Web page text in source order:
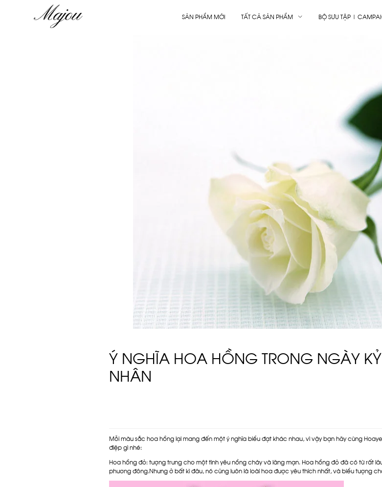
SẢN PHẨM MỚI TẤT CẢ SẢN PHẨM BỘ SƯU TẬP |
Ý NGHĨA HOA HỒNG TRONG NGÀY
NHÂN
Mỗi màu sắc hoa hồng lại mang đến một ý nghĩa biểu đạt khác nhau, vì vậy bạn hãy cùng
điệp gì nhé:
Hoa hồng đỏ: tượng trưng cho một tình yêu nồng cháy và lãng mạn. Hoa hồng đỏ đã có từ rất
phương đông.Nhưng ở bất kì đâu, nó cũng luôn là loài hoa được yêu thích nhất, và biểu tượng